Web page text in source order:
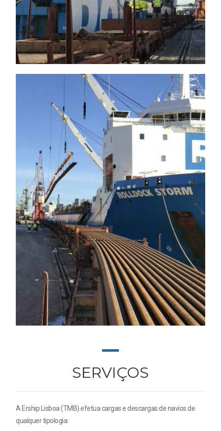
SERVIÇOS
A Ership Lisboa (TMB) efetua cargas e descargas de navios de
qualquer tipologia: